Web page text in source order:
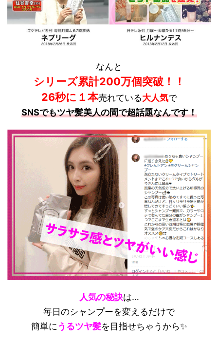
なんと
シリーズ累計200万個突破！！
26秒に１本売れている大人気で
SNSでもツヤ髪美人の間で超話題なんです！
人気の秘訣は…
毎日のシャンプーを変えるだけで
簡単にうるツヤ髪を目指せちゃうから✨